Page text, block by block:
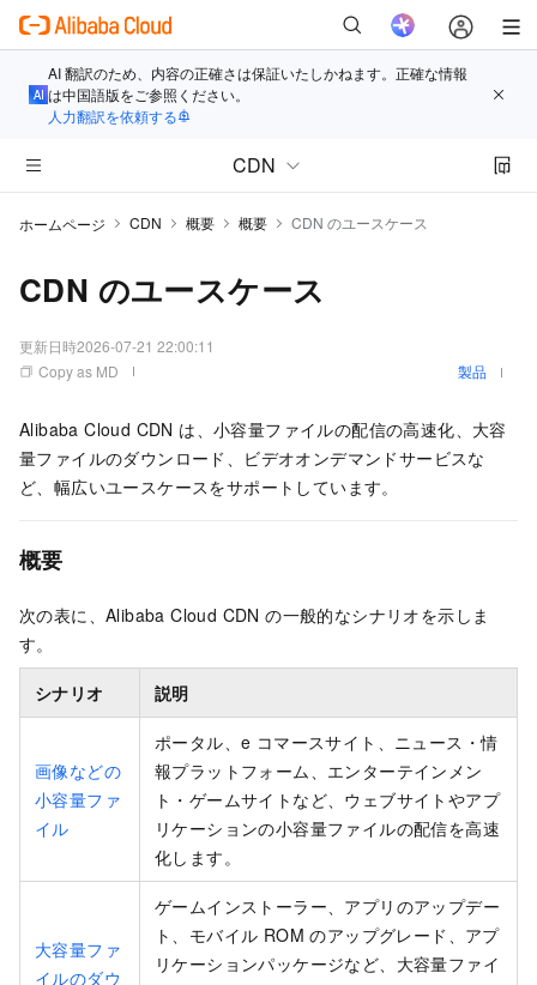
AI 翻訳のため、内容の正確さは保証いたしかねます。正確な情報
は中国語版をご参照ください。
人力翻訳を依頼する
CDN
ホームページ CDN 概要 概要 CDN のユースケース
CDN のユースケース
更新日時2026-07-21 22:00:11
Copy as MD
製品
Alibaba Cloud CDN は、小容量ファイルの配信の高速化、大容
量ファイルのダウンロード、ビデオオンデマンドサービスな
ど、幅広いユースケースをサポートしています。
概要
次の表に、Alibaba Cloud CDN の一般的なシナリオを示しま
す。
シナリオ 説明
画像などの
小容量ファ
イル
ポータル、e コマースサイト、ニュース・情
報プラットフォーム、エンターテインメン
ト・ゲームサイトなど、ウェブサイトやアプ
リケーションの小容量ファイルの配信を高速
化します。
大容量ファ
イルのダウ
ゲームインストーラー、アプリのアップデー
ト、モバイル ROM のアップグレード、アプ
リケーションパッケージなど、大容量ファイ